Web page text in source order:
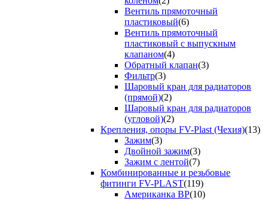
Вентиль прямоточный
пластиковый(6)
Вентиль прямоточный
пластиковый с выпускным
клапаном(4)
Обратный клапан(3)
Фильтр(3)
Шаровый кран для радиаторов
(прямой)(2)
Шаровый кран для радиаторов
(угловой)(2)
Крепления, опоры FV-Plast (Чехия)(13)
Зажим(3)
Двойной зажим(3)
Зажим с лентой(7)
Комбинированные и резьбовые
фитинги FV-PLAST(119)
Американка ВР(10)